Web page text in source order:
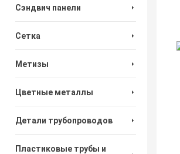
Сэндвич панели
Сетка
Метизы
Цветные металлы
Детали трубопроводов
Пластиковые трубы и